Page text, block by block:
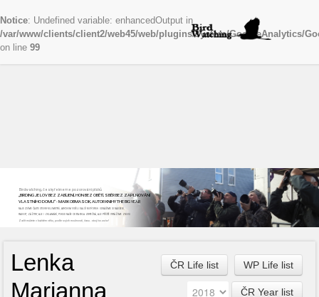
Notice: Undefined variable: enhancedOutput in
/var/www/clients/client2/web45/web/plugins/system/GoogleAnalytics/
on line 99
Birdwatching, česky řekneme pozorování ptáků
„BIRDING JE LOV BEZ ZABÍJENÍ, HON BEZ OBĚTÍ, SBĚR BEZ ZAPLŇOVÁNÍ
VLASTNÍHO DOMU“ - MARK OBMASCIK, AUTOR KNIHY THE BIG YEAR
NAJEZDÍME ČASTO STOVKY KILOMETRŮ, ABYCHOM VIDĚLI DALŠÍ NOVÝ DRUH. ODNÁŠÍME SI NADŠENÍ,
RADOST, ZÁŽITKY, ALE I ZKLAMÁNÍ, POKUD NAŠE CESTA BYLA ZBYTEČNÁ, ALE PŘÍŠTĚ VYRÁŽÍME ZNOVU
Začít můžete v každém věku, podle svých možností, času...stojí to za to!
ČR Life list WP Life list
ČR Year list
Lenka
Marianna